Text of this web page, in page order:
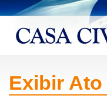
Exibir Ato